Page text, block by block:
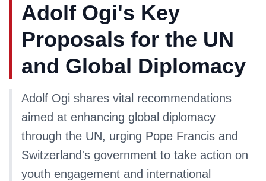
Adolf Ogi's Key
Proposals for the UN
and Global Diplomacy
Adolf Ogi shares vital recommendations
aimed at enhancing global diplomacy
through the UN, urging Pope Francis and
Switzerland's government to take action on
youth engagement and international